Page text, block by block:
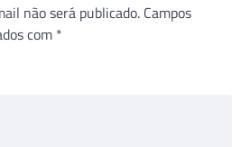
não será publicado. Campos
com *